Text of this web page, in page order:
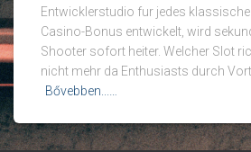
Entwicklerstudio fur jedes
Casino-Bonus entwickelt, wird
Shooter sofort heiter. Welcher Slot
nicht mehr da Enthusiasts durch
Bővebben...…